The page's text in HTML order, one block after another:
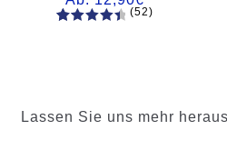
d auf
(52)
Lassen Sie uns mehr